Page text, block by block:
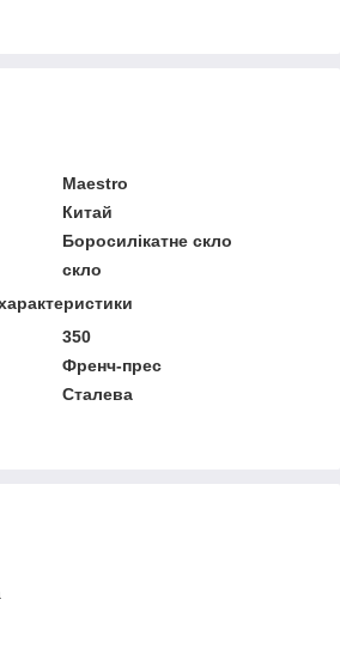
Maestro
Китай
Боросилікатне скло
скло
350
Френч-прес
Сталева